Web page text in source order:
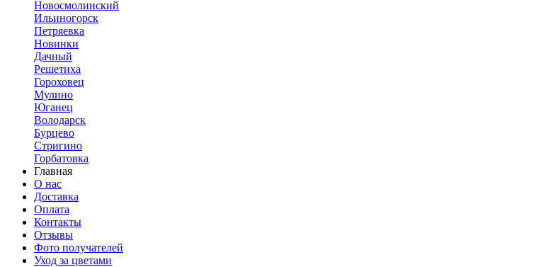
Новосмолинский
Ильиногорск
Петряевка
Новинки
Дачный
Решетиха
Гороховец
Мулино
Юганец
Володарск
Бурцево
Стригино
Горбатовка
Главная
О нас
Доставка
Оплата
Контакты
Отзывы
Фото получателей
Уход за цветами